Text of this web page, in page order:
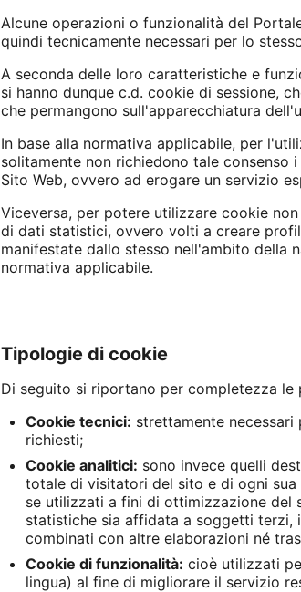
Alcune operazioni o funzionalità del
quindi tecnicamente necessari per lo
A seconda delle loro caratteristiche e
si hanno dunque c.d. cookie di sessione,
che permangono sull'apparecchiatura
In base alla normativa applicabile, per
solitamente non richiedono tale
Sito Web, ovvero ad erogare un servizio
Viceversa, per potere utilizzare cookie
di dati statistici, ovvero volti a creare
manifestate dallo stesso nell'ambito della
normativa applicabile.
Tipologie di cookie
Di seguito si riportano per completezza
Cookie tecnici: strettamente
richiesti;
Cookie analitici: sono invece quelli
totale di visitatori del sito e di ogni sua
se utilizzati a fini di ottimizzazione del
statistiche sia affidata a soggetti terzi,
combinati con altre elaborazioni né
Cookie di funzionalità: cioè utilizzati
lingua) al fine di migliorare il servizio